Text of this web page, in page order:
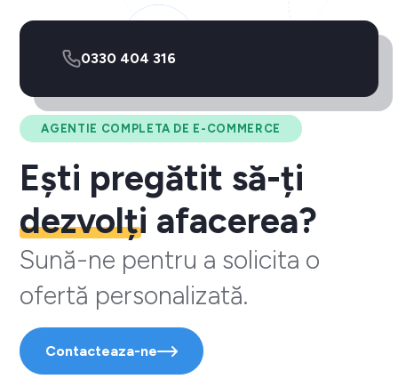
AGENTIE COMPLETA DE E-COMMERCE
Ești pregătit să-ți
dezvolți afacerea?
Sună-ne pentru a solicita o
ofertă personalizată.
Contacteaza-ne
0330 404 316